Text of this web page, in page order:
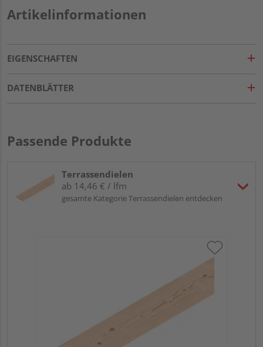
Artikelinformationen
EIGENSCHAFTEN
DATENBLÄTTER
Passende Produkte
Terrassendielen
ab 14,46 € / lfm
gesamte Kategorie Terrassendielen entdecken